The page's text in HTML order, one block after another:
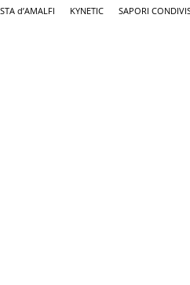
d’AMALFI KYNETIC SAPORI